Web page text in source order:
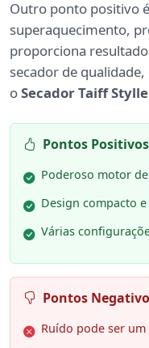
Outro ponto positivo
superaquecimento,
proporciona
secador de
oSecador Taiff Stylle
Pontos Positivos
Poderoso motor
Design compacto
Várias
Pontos
Ruído pode ser